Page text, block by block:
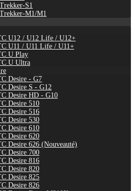
S1
M1/M1
U12 / U12 Life / U12+
U11 / U11 Life / U11+
U Play
U Ultra
Desire - G7
Desire S - G12
Desire HD - G10
Desire 510
Desire 516
Desire 530
Desire 610
Desire 620
Desire 626 (Nouveauté)
Desire 700
Desire 816
Desire 820
Desire 825
Desire 826